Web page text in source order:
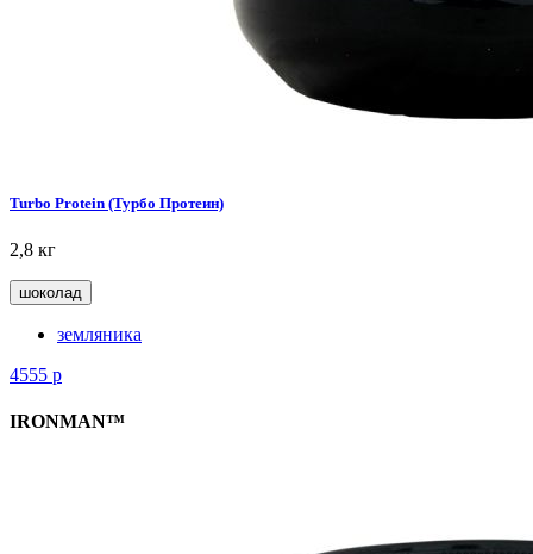
Turbo Protein (Турбо Протеин)
2,8 кг
шоколад
земляника
4555 р
IRONMAN™